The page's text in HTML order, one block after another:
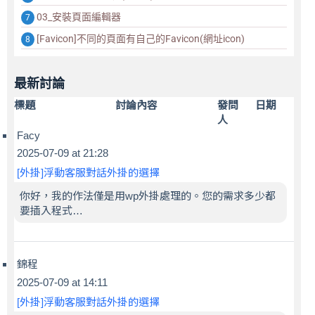
03_安裝頁面編輯器
[Favicon]不同的頁面有自己的Favicon(網址icon)
最新討論
發問
人
日期
標題 討論內容
Facy
2025-07-09 at 21:28
[外掛]浮動客服對話外掛的選擇
你好，我的作法僅是用wp外掛處理的。您的需求多少都
要插入程式…
錦程
2025-07-09 at 14:11
[外掛]浮動客服對話外掛的選擇